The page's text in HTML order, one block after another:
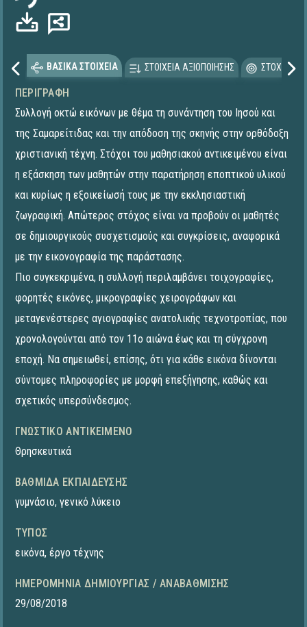
ΒΑΣΙΚΑ ΣΤΟΙΧΕΙΑ ΣΤΟΙΧΕΙΑ ΑΞΙΟΠΟΙΗΣΗΣ
ΠΕΡΙΓΡΑΦΉ
Συλλογή οκτώ εικόνων με θέμα τη συνάντηση του Ιησού και
της Σαμαρείτιδας και την απόδοση της σκηνής στην ορθόδοξη
χριστιανική τέχνη. Στόχοι του μαθησιακού αντικειμένου είναι
η εξάσκηση των μαθητών στην παρατήρηση εποπτικού υλικού
και κυρίως η εξοικείωσή τους με την εκκλησιαστική
ζωγραφική. Απώτερος στόχος είναι να προβούν οι μαθητές
σε δημιουργικούς συσχετισμούς και συγκρίσεις, αναφορικά
με την εικονογραφία της παράστασης.
Πιο συγκεκριμένα, η συλλογή περιλαμβάνει τοιχογραφίες,
φορητές εικόνες, μικρογραφίες χειρογράφων και
μεταγενέστερες αγιογραφίες ανατολικής τεχνοτροπίας, που
χρονολογούνται από τον 11ο αιώνα έως και τη σύγχρονη
εποχή. Να σημειωθεί, επίσης, ότι για κάθε εικόνα δίνονται
σύντομες πληροφορίες με μορφή επεξήγησης, καθώς και
σχετικός υπερσύνδεσμος.
ΓΝΩΣΤΙΚΌ ΑΝΤΙΚΕΊΜΕΝΟ
Θρησκευτικά
ΒΑΘΜΊΔΑ ΕΚΠΑΊΔΕΥΣΗΣ
γυμνάσιο, γενικό λύκειο
ΤΎΠΟΣ
εικόνα, έργο τέχνης
ΗΜΕΡΟΜΗΝΊΑ ΔΗΜΙΟΥΡΓΊΑΣ / ΑΝΑΒΆΘΜΙΣΗΣ
29/08/2018